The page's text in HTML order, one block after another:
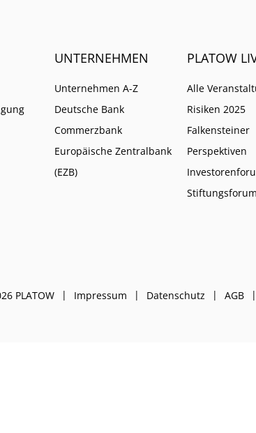
UNTERNEHMEN
Unternehmen A-Z
Deutsche Bank
Commerzbank
Europäische Zentralbank
(EZB)
PLATOW
Alle
Risiken 2025
Falkensteiner
Perspektiven
Stiftungsforum
PLATOW Impressum Datenschutz AGB